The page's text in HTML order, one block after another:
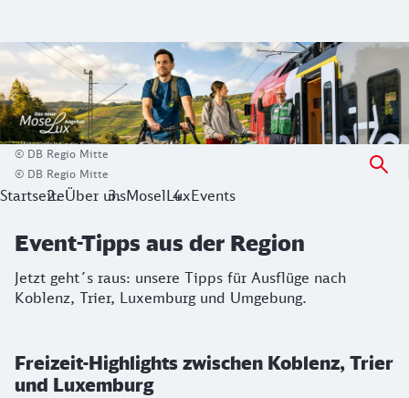
Event-Tipps aus der Region
Jetzt geht´s raus: unsere Tipps für Ausflüge nach Koblenz,
© DB Regio Mitte
© DB Regio Mitte
StartseiteÜber unsMoselLuxEvents
Event-Tipps aus der Region
Jetzt geht´s raus: unsere Tipps für Ausflüge nach
Koblenz, Trier, Luxemburg und Umgebung.
Freizeit-Highlights zwischen Koblenz, Trier
und Luxemburg